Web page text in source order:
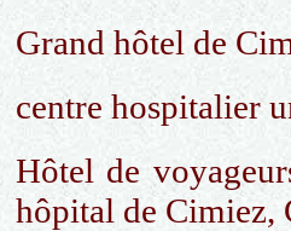
Grand hôtel de
centre hospitalier
Hôtel de
hôpital de Cimiez,